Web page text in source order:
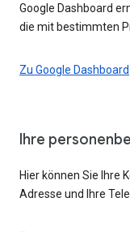
Google Dashboard
die mit bestimmten
Zu Google Dashboard
Ihre
Hier können Sie Ihre
Adresse und Ihre